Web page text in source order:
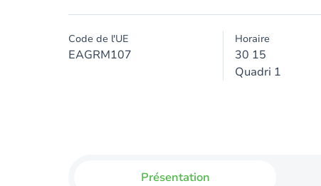
Code de l'UE
EAGRM107
Horaire
30 15
Quadri 1
Présentation